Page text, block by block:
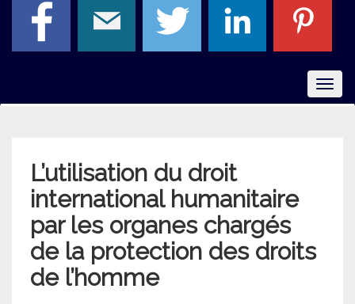
Menu
L’utilisation du droit
international humanitaire
par les organes chargés
de la protection des droits
de l’homme